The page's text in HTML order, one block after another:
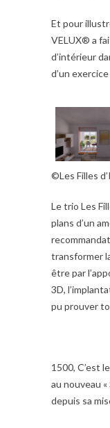
Et pour
VELUX® a
d’intérieur
d’un
©Les Filles
Le trio Les
plans d’un
transformer
être par
3D,
pu prouver
1500, C’est
au nouveau
depuis sa